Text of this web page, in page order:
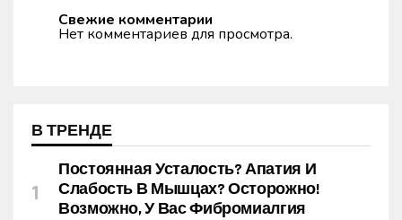
Свежие комментарии
Нет комментариев для просмотра.
В ТРЕНДЕ
Постоянная Усталость? Апатия И
Слабость В Мышцах? Осторожно!
Возможно, У Вас Фибромиалгия